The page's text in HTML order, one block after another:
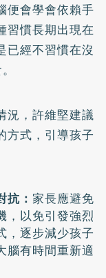
便會學會依賴手
習慣長期出現在
已經不習慣在沒
況，許維堅建議
方式，引導孩子
： 家長應避免
，以免引發強烈
，逐步減少孩子
腦有時間重新適